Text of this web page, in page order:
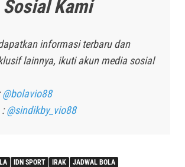
Kami
informasi terbaru dan
lainnya, ikuti akun media sosial
@bolavio88
:@sindikby_vio88
IDN SPORT IRAK
JADWAL BOLA